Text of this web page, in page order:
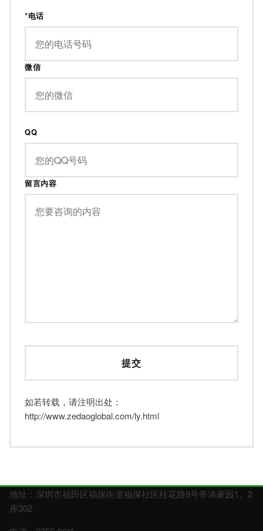
*电话
微信
QQ
留言内容
如若转载，请注明出处：
http://www.zedaoglobal.com/ly.html
地址：深圳市福田区福保街道福保社区桂花路9号帝涛豪园1、2
座302